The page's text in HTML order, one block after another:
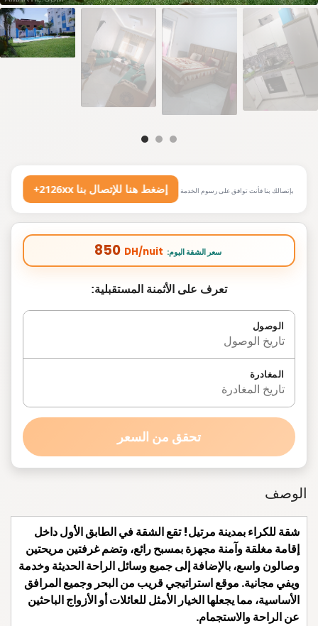
+2126xx إضغط هنا للإتصال بنا بإتصالك بنا فأنت توافق على رسوم الخدمة
850 DH/nuit :سعر الشقة اليوم
تعرف على الأثمنة المستقبلية:
الوصول
تاريخ الوصول
المغادرة
تاريخ المغادرة
تحقق من السعر
الوصف
شقة للكراء بمدينة مرتيل! تقع الشقة في الطابق الأول داخل
إقامة مغلقة وآمنة مجهزة بمسبح رائع، وتضم غرفتين مريحتين
وصالون واسع، بالإضافة إلى جميع وسائل الراحة الحديثة وخدمة
ويفي مجانية. موقع استراتيجي قريب من البحر وجميع المرافق
الأساسية، مما يجعلها الخيار الأمثل للعائلات أو الأزواج الباحثين
عن الراحة والاستجمام.